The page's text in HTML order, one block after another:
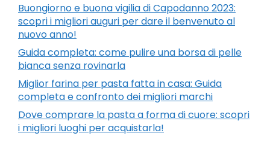
Buongiorno e buona vigilia di Capodanno 2023:
scopri i migliori auguri per dare il benvenuto al
nuovo anno!
Guida completa: come pulire una borsa di pelle
bianca senza rovinarla
Miglior farina per pasta fatta in casa: Guida
completa e confronto dei migliori marchi
Dove comprare la pasta a forma di cuore: scopri
i migliori luoghi per acquistarla!